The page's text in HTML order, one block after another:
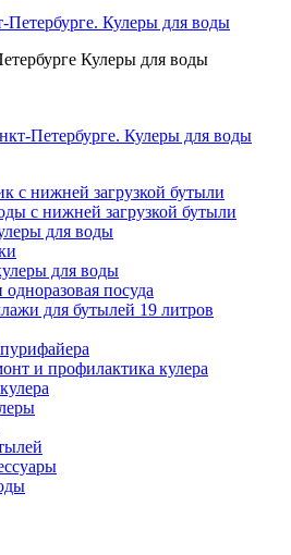
Кулеры для воды
с нижней загрузкой бутыли
с нижней загрузкой бутыли
для воды
для воды
посуда
для бутылей 19 литров
и профилактика кулера